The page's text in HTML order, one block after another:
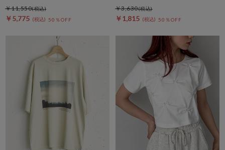
￥5,775 50％OFF
￥11,550
￥1,815 50％OFF
￥3,630